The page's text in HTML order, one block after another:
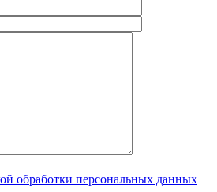
обработки персональных данных